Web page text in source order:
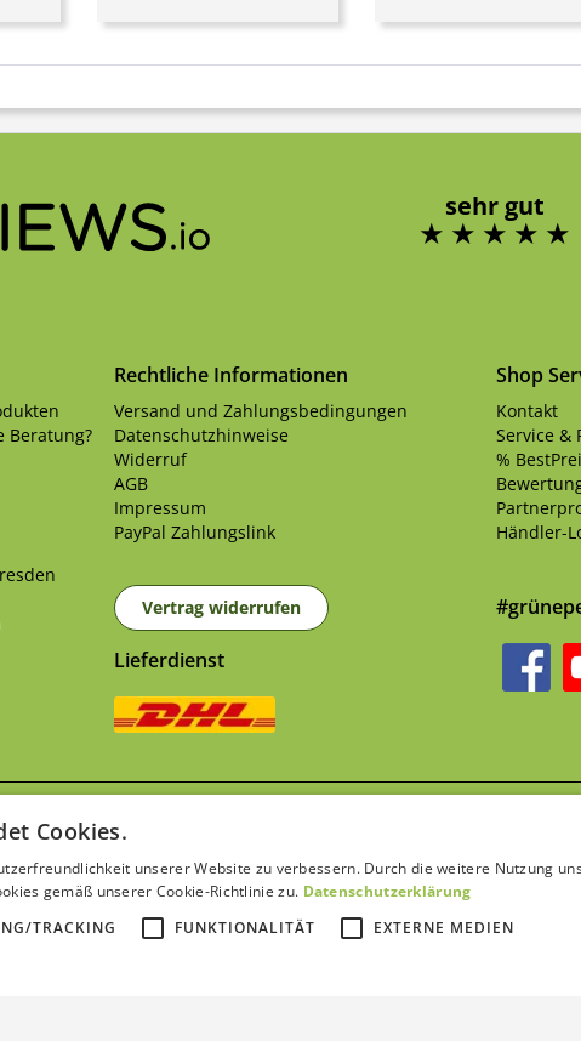
sehr gut
Beratung?
Rechtliche Informationen
Versand und Zahlungsbedingungen
Datenschutzhinweise
Widerruf
AGB
Impressum
PayPal Zahlungslink
Vertrag widerrufen
Lieferdienst
Shop
Kontakt
Service &
%
Händler-
Mehrwertsteuer zzgl.
Cookies.
unserer Website zu verbessern. Durch die weitere Nutzung
gemäß unserer Cookie-Richtlinie zu. Datenschutzerklärung
TRACKING FUNKTIONALITÄT
EXTERNE MEDIEN